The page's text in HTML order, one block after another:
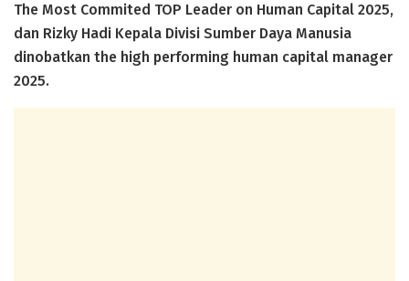
The Most Commited TOP Leader on Human Capital 2025,
dan Rizky Hadi Kepala Divisi Sumber Daya Manusia
dinobatkan the high performing human capital manager
2025.